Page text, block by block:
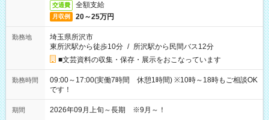
交通費 全額支給
月収例 20～25万円
勤務地
埼玉県所沢市
東所沢駅から徒歩10分 / 所沢駅から民間バス12分
■文芸資料の収集・保存・展示をおこなっています
勤務時間
09:00～17:00(実働7時間 休憩1時間) ※10時～18時もご相談OK
です！
期間 2026年09月上旬～長期 ※9月～！